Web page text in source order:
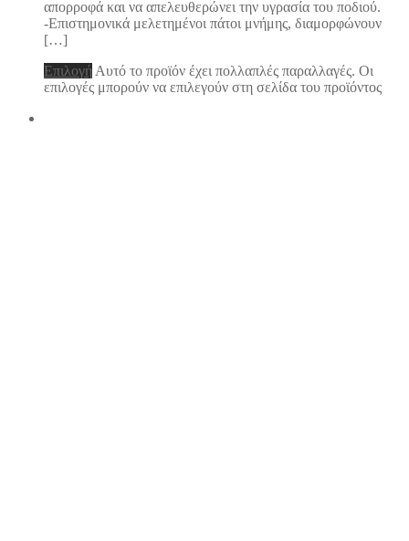
απορροφά και να απελευθερώνει την υγρασία του ποδιού.
-Επιστημονικά μελετημένοι πάτοι μνήμης, διαμορφώνουν
[…]
Επιλογή Αυτό το προϊόν έχει πολλαπλές παραλλαγές. Οι
επιλογές μπορούν να επιλεγούν στη σελίδα του προϊόντος